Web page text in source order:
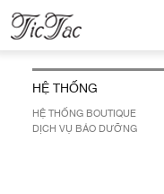
HỆ THỐNG
HỆ THỐNG BOUTIQUE
DỊCH VỤ BẢO DƯỠNG